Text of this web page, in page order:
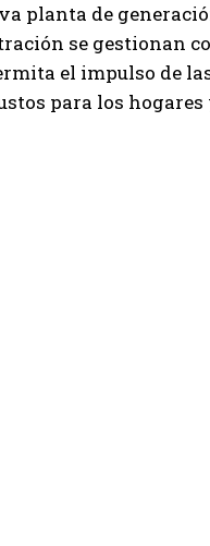
planta de
se gestionan
el impulso de
para los hogares